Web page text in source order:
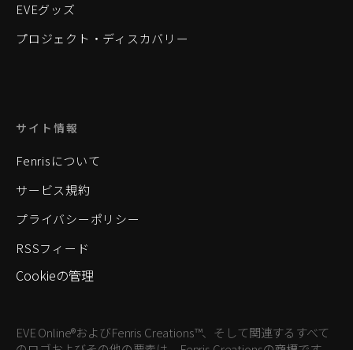
EVEグッズ
プロジェクト・ディスカバリー
サイト情報
Fenrisについて
サービス規約
プライバシーポリシー
RSSフィード
Cookieの管理
EVE Online®およびFenris Creations™、そして関連するすべて